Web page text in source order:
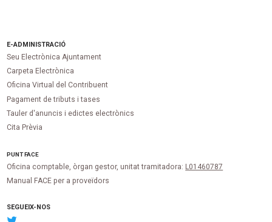
E-ADMINISTRACIÓ
Seu Electrònica Ajuntament
Carpeta Electrònica
Oficina Virtual del Contribuent
Pagament de tributs i tases
Tauler d'anuncis i edictes electrònics
Cita Prèvia
PUNTFACE
Oficina comptable, òrgan gestor, unitat tramitadora: L01460787
Manual FACE per a proveïdors
SEGUEIX-NOS